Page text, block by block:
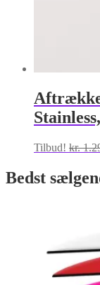
Tilbud! kr.
Bedst